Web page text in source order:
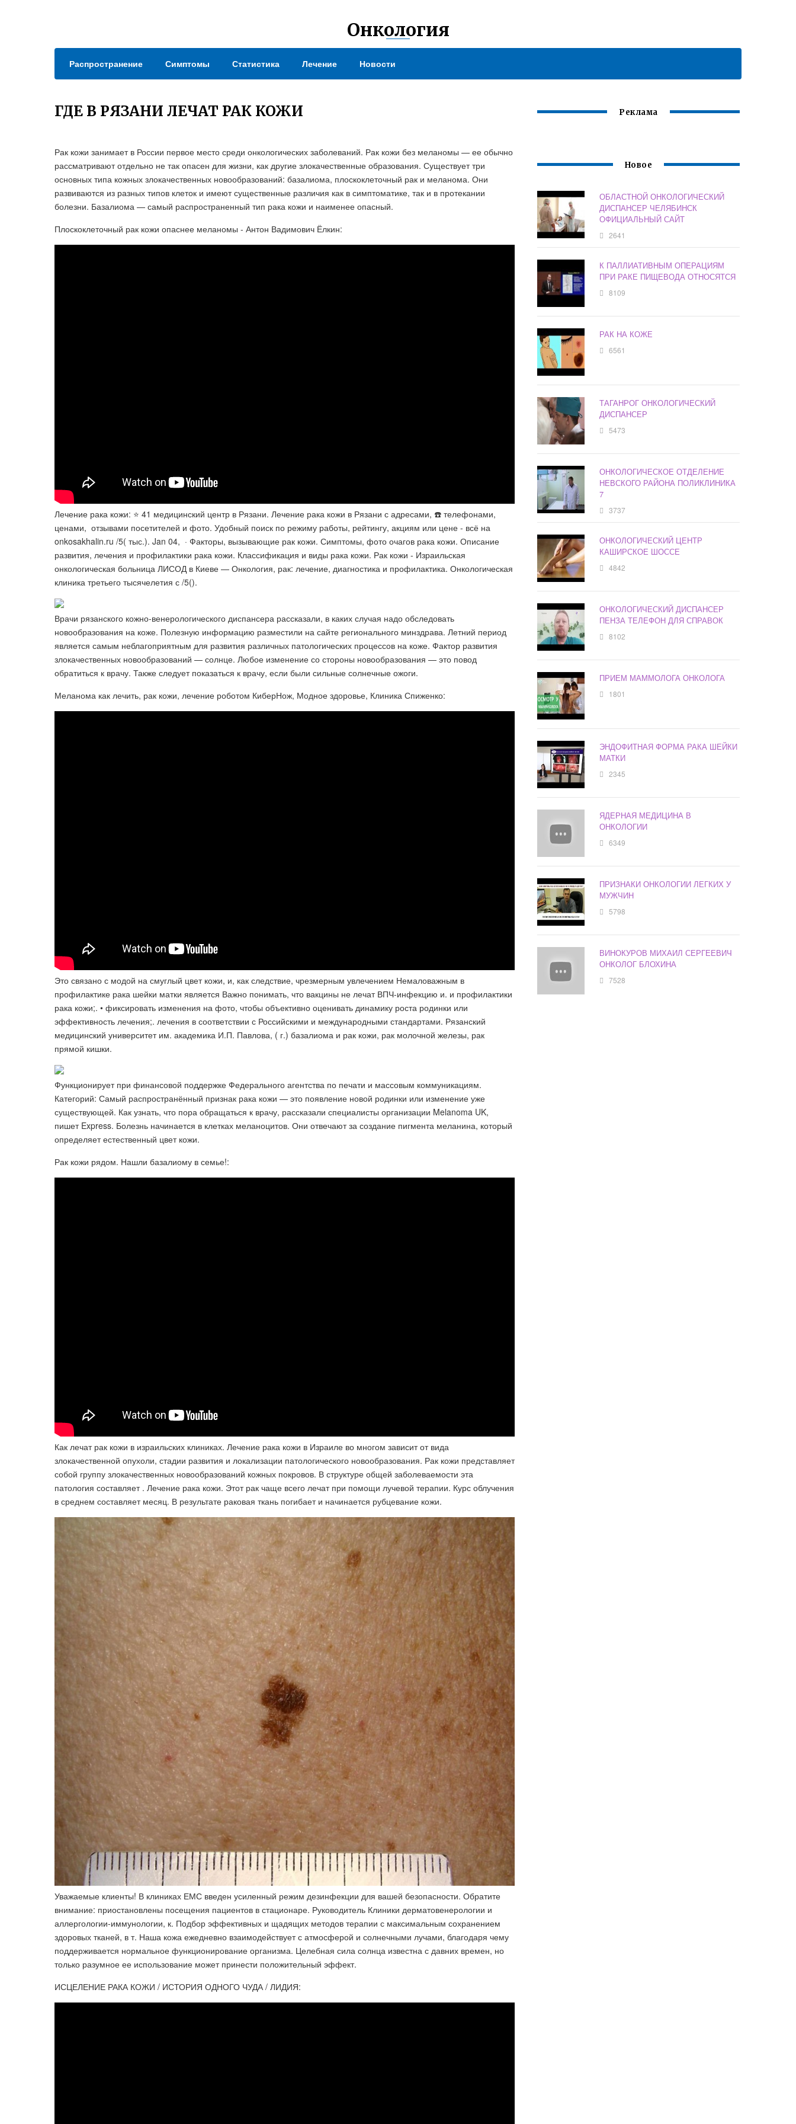
Онкология
Распространение Симптомы Статистика Лечение Новости
ГДЕ В РЯЗАНИ ЛЕЧАТ РАК КОЖИ
Рак кожи занимает в России первое место среди онкологических заболеваний. Рак кожи без меланомы — ее обычно
рассматривают отдельно не так опасен для жизни, как другие злокачественные образования. Существует три
основных типа кожных злокачественных новообразований: базалиома, плоскоклеточный рак и меланома. Они
развиваются из разных типов клеток и имеют существенные различия как в симптоматике, так и в протекании
болезни. Базалиома — самый распространенный тип рака кожи и наименее опасный.
Плоскоклеточный рак кожи опаснее меланомы - Антон Вадимович Ёлкин:
Лечение рака кожи: ⭐️ 41 медицинский центр в Рязани. Лечение рака кожи в Рязани с адресами, ☎️ телефонами,
ценами, ️ отзывами посетителей и фото. Удобный поиск по режиму работы, рейтингу, акциям или цене - всё на
onkosakhalin.ru /5( тыс.). Jan 04, · Факторы, вызывающие рак кожи. Симптомы, фото очагов рака кожи. Описание
развития, лечения и профилактики рака кожи. Классификация и виды рака кожи. Рак кожи - Израильская
онкологическая больница ЛИСОД в Киеве — Онкология, рак: лечение, диагностика и профилактика. Онкологическая
клиника третьего тысячелетия с /5().
Врачи рязанского кожно-венерологического диспансера рассказали, в каких случая надо обследовать
новообразования на коже. Полезную информацию разместили на сайте регионального минздрава. Летний период
является самым неблагоприятным для развития различных патологических процессов на коже. Фактор развития
злокачественных новообразований — солнце. Любое изменение со стороны новообразования — это повод
обратиться к врачу. Также следует показаться к врачу, если были сильные солнечные ожоги.
Меланома как лечить, рак кожи, лечение роботом КиберНож, Модное здоровье, Клиника Спиженко:
Это связано с модой на смуглый цвет кожи, и, как следствие, чрезмерным увлечением Немаловажным в
профилактике рака шейки матки является Важно понимать, что вакцины не лечат ВПЧ-инфекцию и. и профилактики
рака кожи;. • фиксировать изменения на фото, чтобы объективно оценивать динамику роста родинки или
эффективность лечения​;. лечения в соответствии с Российскими и международными стандартами. Рязанский
медицинский университет им. академика И.П. Павлова, ( г.) базалиома и рак кожи, рак молочной железы, рак
прямой кишки.
Функционирует при финансовой поддержке Федерального агентства по печати и массовым коммуникациям.
Категорий: Самый распространённый признак рака кожи — это появление новой родинки или изменение уже
существующей. Как узнать, что пора обращаться к врачу, рассказали специалисты организации Melanoma UK,
пишет Express. Болезнь начинается в клетках меланоцитов. Они отвечают за создание пигмента меланина, который
определяет естественный цвет кожи.
Рак кожи рядом. Нашли базалиому в семье!:
Как лечат рак кожи в израильских клиниках. Лечение рака кожи в Израиле во многом зависит от вида
злокачественной опухоли, стадии развития и локализации патологического новообразования. Рак кожи представляет
собой группу злокачественных новообразований кожных покровов. В структуре общей заболеваемости эта
патология составляет . Лечение рака кожи. Этот рак чаще всего лечат при помощи лучевой терапии. Курс облучения
в среднем составляет месяц. В результате раковая ткань погибает и начинается рубцевание кожи.
Уважаемые клиенты! В клиниках ЕМС введен усиленный режим дезинфекции для вашей безопасности. Обратите
внимание: приостановлены посещения пациентов в стационаре. Руководитель Клиники дерматовенерологии и
аллергологии-иммунологии, к. Подбор эффективных и щадящих методов терапии с максимальным сохранением
здоровых тканей, в т. Наша кожа ежедневно взаимодействует с атмосферой и солнечными лучами, благодаря чему
поддерживается нормальное функционирование организма. Целебная сила солнца известна с давних времен, но
только разумное ее использование может принести положительный эффект.
ИСЦЕЛЕНИЕ РАКА КОЖИ / ИСТОРИЯ ОДНОГО ЧУДА / ЛИДИЯ:
Реклама
Новое
ОБЛАСТНОЙ ОНКОЛОГИЧЕСКИЙ
ДИСПАНСЕР ЧЕЛЯБИНСК
ОФИЦИАЛЬНЫЙ САЙТ
2641
К ПАЛЛИАТИВНЫМ ОПЕРАЦИЯМ
ПРИ РАКЕ ПИЩЕВОДА ОТНОСЯТСЯ
8109
РАК НА КОЖЕ
6561
ТАГАНРОГ ОНКОЛОГИЧЕСКИЙ
ДИСПАНСЕР
5473
ОНКОЛОГИЧЕСКОЕ ОТДЕЛЕНИЕ
НЕВСКОГО РАЙОНА ПОЛИКЛИНИКА
7
3737
ОНКОЛОГИЧЕСКИЙ ЦЕНТР
КАШИРСКОЕ ШОССЕ
4842
ОНКОЛОГИЧЕСКИЙ ДИСПАНСЕР
ПЕНЗА ТЕЛЕФОН ДЛЯ СПРАВОК
8102
ПРИЕМ МАММОЛОГА ОНКОЛОГА
1801
ЭНДОФИТНАЯ ФОРМА РАКА ШЕЙКИ
МАТКИ
2345
ЯДЕРНАЯ МЕДИЦИНА В
ОНКОЛОГИИ
6349
ПРИЗНАКИ ОНКОЛОГИИ ЛЕГКИХ У
МУЖЧИН
5798
ВИНОКУРОВ МИХАИЛ СЕРГЕЕВИЧ
ОНКОЛОГ БЛОХИНА
7528